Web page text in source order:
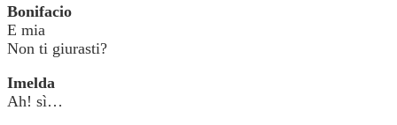
Bonifacio
E mia
Non ti giurasti?
Imelda
Ah! sì…